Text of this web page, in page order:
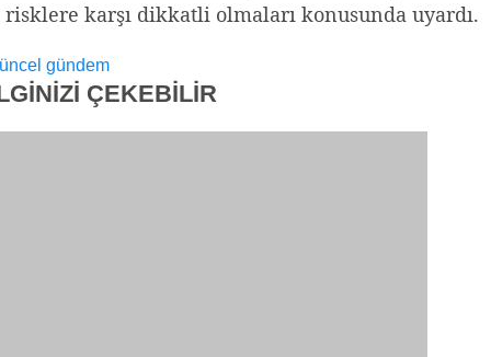
risklere karşı dikkatli olmaları konusunda uyardı.
gündem
ÇEKEBİLİR